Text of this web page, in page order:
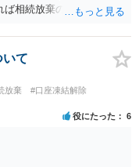
相続放棄の申述が認め
をしたい旨告げて必要な
。 なお、お父様の債務が
て弁護士に相談するこ
載いただいた事実関係
続放棄をされている可能
て
放棄
#口座凍結解除
役にたった 6